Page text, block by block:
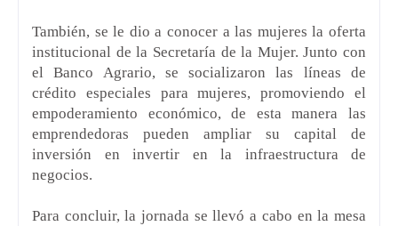
También, se le dio a conocer a las mujeres la oferta
institucional de la Secretaría de la Mujer. Junto con
el Banco Agrario, se socializaron las líneas de
crédito especiales para mujeres, promoviendo el
empoderamiento económico, de esta manera las
emprendedoras pueden ampliar su capital de
inversión en invertir en la infraestructura de
negocios.
Para concluir, la jornada se llevó a cabo en la mesa